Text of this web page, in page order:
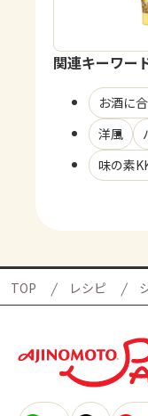
関連キーワー
お酒に
洋風
味の素
TOP レシピ